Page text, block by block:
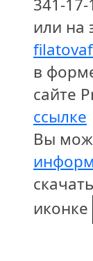
или на
в
сайте
ссылке
Вы
иконке